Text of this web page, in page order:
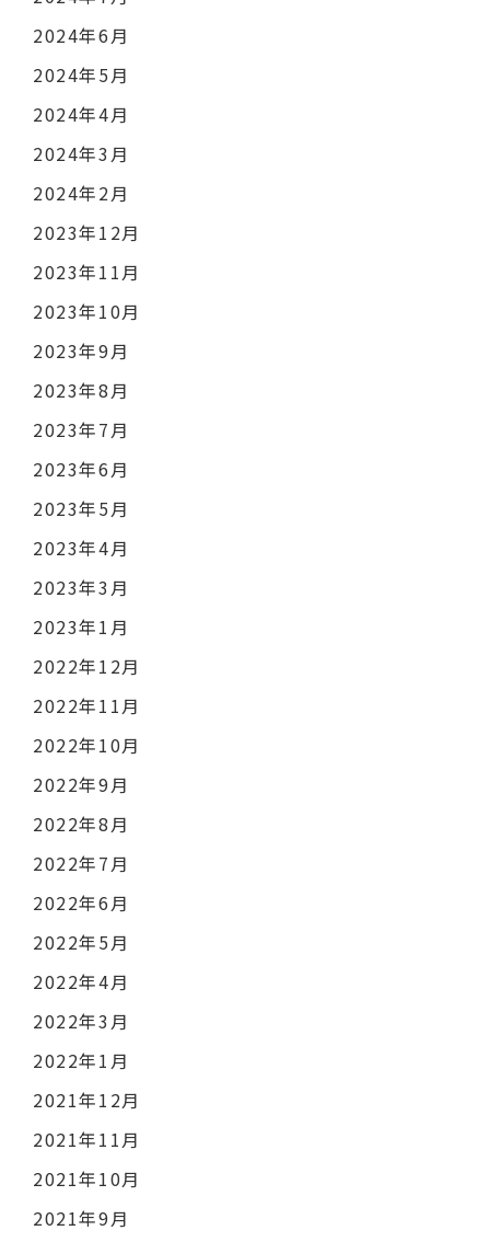
2024年6月
2024年5月
2024年4月
2024年3月
2024年2月
2023年12月
2023年11月
2023年10月
2023年9月
2023年8月
2023年7月
2023年6月
2023年5月
2023年4月
2023年3月
2023年1月
2022年12月
2022年11月
2022年10月
2022年9月
2022年8月
2022年7月
2022年6月
2022年5月
2022年4月
2022年3月
2022年1月
2021年12月
2021年11月
2021年10月
2021年9月